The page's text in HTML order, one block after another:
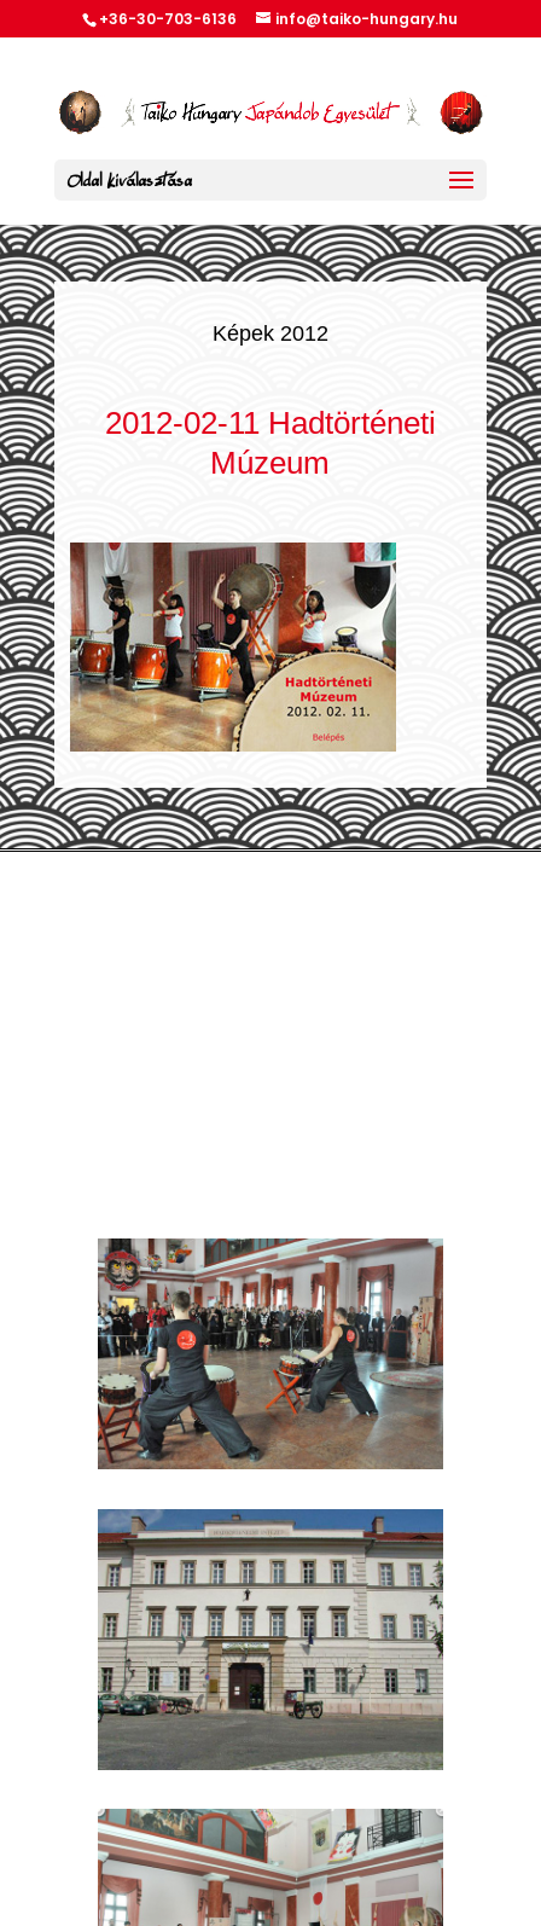
+36-30-703-6136 info@taiko-hungary.hu
Oldal kiválasztása
Képek 2012
2012-02-11 Hadtörténeti
Múzeum